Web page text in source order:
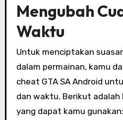
Mengubah
Waktu
Untuk menciptakan
dalam permainan, kamu
cheat GTA SA Android
dan waktu. Berikut adalah
yang dapat kamu gunakan: